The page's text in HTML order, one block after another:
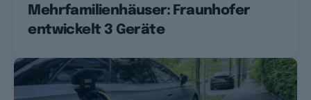
Mehrfamilienhäuser: Fraunhofer
entwickelt 3 Geräte